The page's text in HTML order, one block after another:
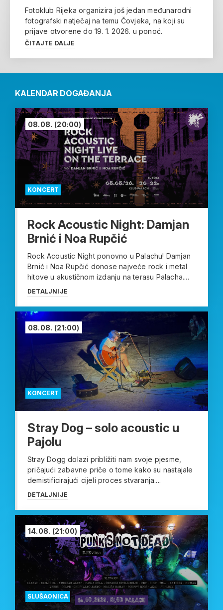
Fotoklub Rijeka organizira još jedan međunarodni
fotografski natječaj na temu Čovjeka, na koji su
prijave otvorene do 19. 1. 2026. u ponoć.
ČITAJTE DALJE
KALENDAR DOGAĐANJA
KONCERT
08.08. (20:00)
Rock Acoustic Night: Damjan
Brnić i Noa Rupčić
Rock Acoustic Night ponovno u Palachu! Damjan
Brnić i Noa Rupčić donose najveće rock i metal
hitove u akustičnom izdanju na terasu Palacha....
DETALJNIJE
KONCERT
08.08. (21:00)
Stray Dog – solo acoustic u
Pajolu
Stray Dogg dolazi približiti nam svoje pjesme,
pričajući zabavne priče o tome kako su nastajale
demistificirajući cijeli proces stvaranja....
DETALJNIJE
SLUŠAONICA
14.08. (21:00)